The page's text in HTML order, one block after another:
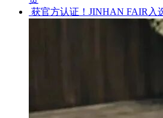
获官方认证！JINHAN FAIR入